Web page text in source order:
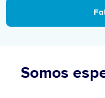
Somos